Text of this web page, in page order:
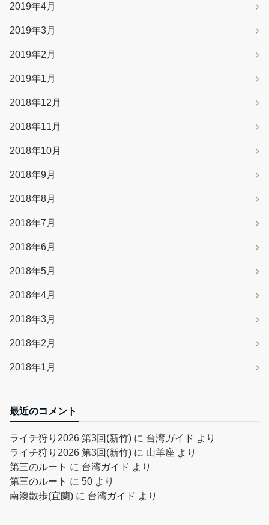
2019年4月
2019年3月
2019年2月
2019年1月
2018年12月
2018年11月
2018年10月
2018年9月
2018年8月
2018年7月
2018年6月
2018年5月
2018年4月
2018年3月
2018年2月
2018年1月
最近のコメント
ライチ狩り2026 第3回(新竹) に 台湾ガイド より
ライチ狩り2026 第3回(新竹) に 山羊座 より
第三のルート に 台湾ガイド より
第三のルート に 50 より
南澳散歩(宜蘭) に 台湾ガイド より